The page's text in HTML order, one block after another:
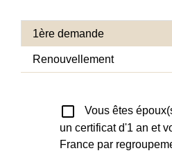
1ère demande
Renouvellement
check_box_outline_blank
Vous êtes
un certificat d'1 an et
France par